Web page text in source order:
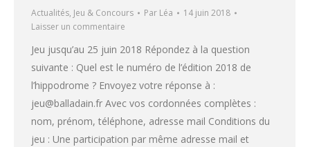
Actualités, Jeu & Concours Par Léa
14 juin 2018
Laisser un commentaire
Jeu jusqu’au 25 juin 2018 Répondez à la question
suivante : Quel est le numéro de l’édition 2018 de
l’hippodrome ? Envoyez votre réponse à :
jeu@balladain.fr Avec vos cordonnées complètes :
nom, prénom, téléphone, adresse mail Conditions du
jeu : Une participation par même adresse mail et